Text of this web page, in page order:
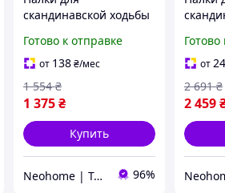
скандинавской ходьбы
Compact TRR-004
(N008777)
Готово к отправке
от 138 ₴/мес
1 375 ₴
1 554 ₴
Купить
Neohome | Товары для дома и дачи 96%
Guide
Готово
от
2 459
2 691 ₴